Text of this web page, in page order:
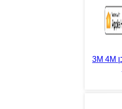
מתג חכם לתריס ותאורה לבן 3M 4M